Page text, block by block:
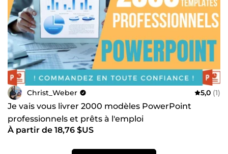
Christ_Weber 5,0 (1)
Je vais vous livrer 2000 modèles PowerPoint
professionnels et prêts à l'emploi
À partir de 18,76 $US